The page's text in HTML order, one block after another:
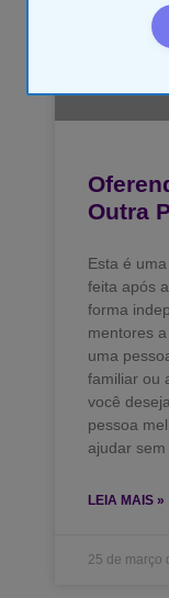
Outra
Esta é
feita após
forma
mentores
uma
familiar ou
você
pessoa
ajudar
LEIA MAIS »
25 de março